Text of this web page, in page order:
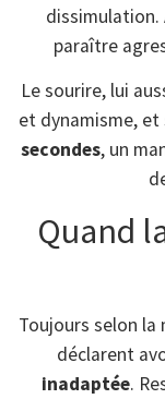
dissimulation.
paraître
Le sourire, lui
et dynamisme,
secondes, un
Quand
Toujours selon la
déclarent
inadaptée.